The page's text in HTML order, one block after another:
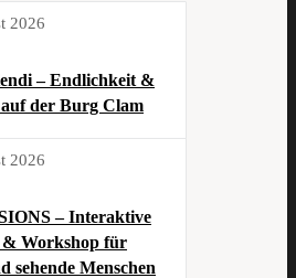
2026
– Endlichkeit &
der Burg Clam
2026
– Interaktive
Workshop für
sehende Menschen